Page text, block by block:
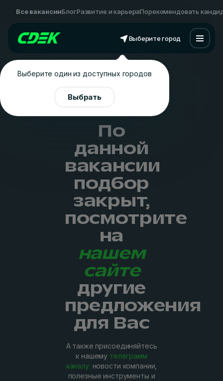
Все вакансииБлогРазвитие и карьераПорекомендовать
Выберите город
Выберите один из доступных городов
Выбрать
По
данной
вакансии
подбор
закрыт,
посмотрите
на
нашем
сайте
другие
предложения
для Вас
А также присоединяйтесь
к нашему телеграмм
каналу: новости компании,
полезные инструменты и